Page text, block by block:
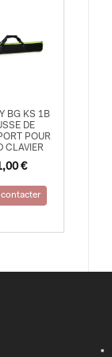
BG KS 1B
DE
POUR
CLAVIER
€